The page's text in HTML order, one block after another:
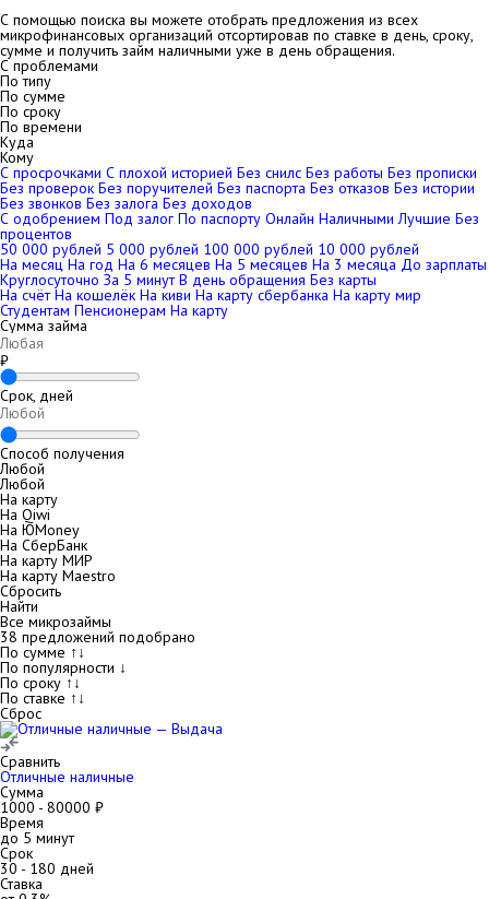
С помощью поиска вы можете отобрать предложения из всех
микрофинансовых организаций отсортировав по ставке в день, сроку,
сумме и получить займ наличными уже в день обращения.
С проблемами
По типу
По сумме
По сроку
По времени
Куда
Кому
С просрочками С плохой историей Без снилс Без работы Без прописки
Без проверок Без поручителей Без паспорта Без отказов Без истории
Без звонков Без залога Без доходов
С одобрением Под залог По паспорту Онлайн Наличными Лучшие Без
процентов
50 000 рублей 5 000 рублей 100 000 рублей 10 000 рублей
На месяц На год На 6 месяцев На 5 месяцев На 3 месяца До зарплаты
Круглосуточно За 5 минут В день обращения Без карты
На счёт На кошелёк На киви На карту сбербанка На карту мир
Студентам Пенсионерам На карту
Сумма займа
₽
Срок, дней
Способ получения
Любой
Любой
На карту
На Qiwi
На ЮMoney
На СберБанк
На карту МИР
На карту Maestro
Сбросить
Найти
Все микрозаймы
38 предложений подобрано
По сумме ↑↓
По популярности ↓
По сроку ↑↓
По ставке ↑↓
Сброс
Сравнить
Отличные наличные
Сумма
1000 - 80000 ₽
Время
до 5 минут
Срок
30 - 180 дней
Ставка